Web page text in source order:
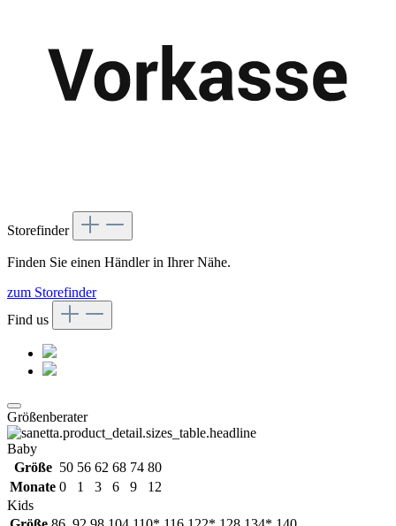
Storefinder
Finden Sie einen Händler in Ihrer Nähe.
zum Storefinder
Find us
Größenberater
Baby
Größe 50 56 62 68 74 80
Monate 0 1 3 6 9
12
Kids